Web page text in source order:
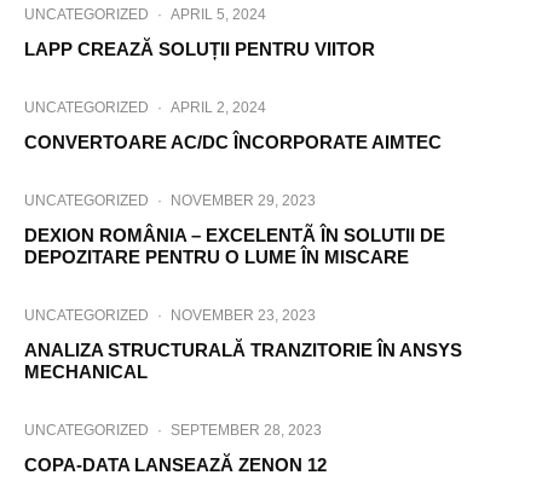
UNCATEGORIZED · APRIL 5, 2024
LAPP CREAZĂ SOLUȚII PENTRU VIITOR
UNCATEGORIZED · APRIL 2, 2024
CONVERTOARE AC/DC ÎNCORPORATE AIMTEC
UNCATEGORIZED · NOVEMBER 29, 2023
DEXION ROMÂNIA – EXCELENTÃ ÎN SOLUTII DE
DEPOZITARE PENTRU O LUME ÎN MISCARE
UNCATEGORIZED · NOVEMBER 23, 2023
ANALIZA STRUCTURALĂ TRANZITORIE ÎN ANSYS
MECHANICAL
UNCATEGORIZED · SEPTEMBER 28, 2023
COPA-DATA LANSEAZĂ ZENON 12